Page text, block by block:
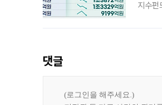
지수펀
댓글